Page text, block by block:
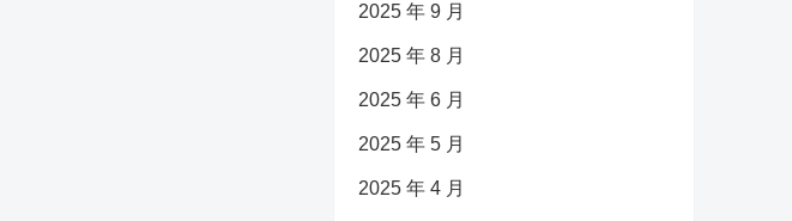
2025 年 9 月
2025 年 8 月
2025 年 6 月
2025 年 5 月
2025 年 4 月